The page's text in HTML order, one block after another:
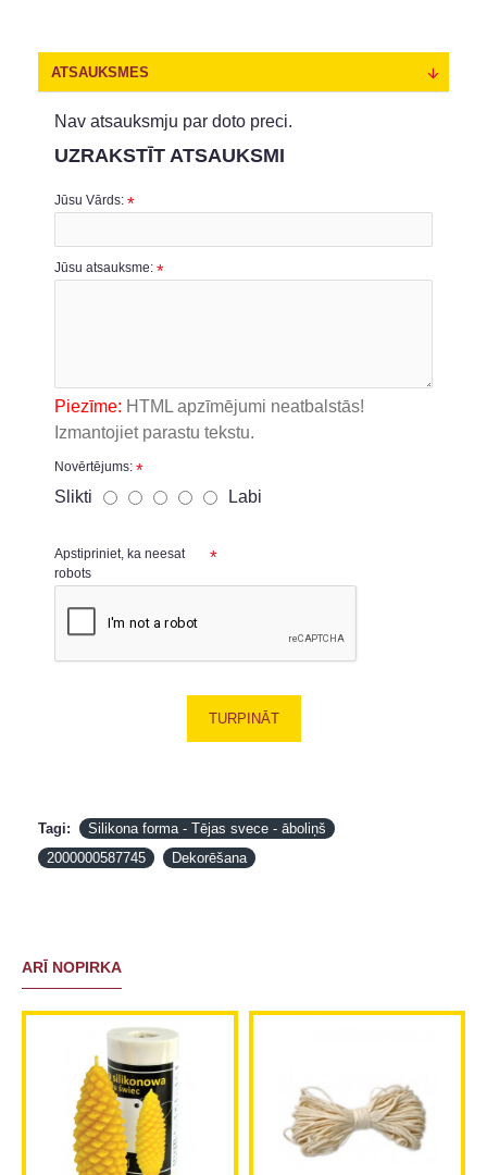
ATSAUKSMES
Nav atsauksmju par doto preci.
UZRAKSTĪT ATSAUKSMI
Jūsu Vārds:
Jūsu atsauksme:
Piezīme: HTML apzīmējumi neatbalstās!
Izmantojiet parastu tekstu.
Novērtējums:
Slikti Labi
Apstipriniet, ka neesat
robots
TURPINĀT
Tagi:
Silikona forma - Tējas svece - āboliņš
2000000587745
Dekorēšana
ARĪ NOPIRKA